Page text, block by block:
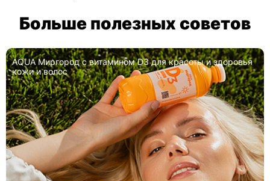
Больше полезных советов
AQUA Миргород с витамином D3 для красоты и здоровья
кожи и волос